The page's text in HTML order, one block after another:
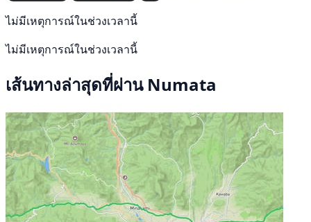
ไม่มีเหตุการณ์ในช่วงเวลานี้
ไม่มีเหตุการณ์ในช่วงเวลานี้
เส้นทางล่าสุดที่ผ่าน Numata